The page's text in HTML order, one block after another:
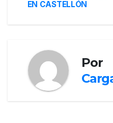
EN CASTELLÓN
Por